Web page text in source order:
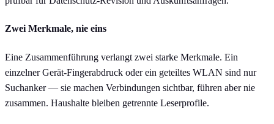
Zwei Merkmale, nie eins
Eine Zusammenführung verlangt zwei starke Merkmale. Ein
einzelner Gerät-Fingerabdruck oder ein geteiltes WLAN sind nur
Suchanker — sie machen Verbindungen sichtbar, führen aber nie
zusammen. Haushalte bleiben getrennte Leserprofile.